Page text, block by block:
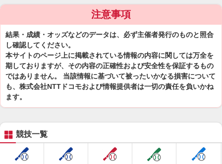
注意事項
結果・成績・オッズなどのデータは、必ず主催者発行のものと照合
し確認してください。
本サイトのページ上に掲載されている情報の内容に関しては万全を
期しておりますが、その内容の正確性および安全性を保証するもの
ではありません。 当該情報に基づいて被ったいかなる損害について
も、株式会社NTTドコモおよび情報提供者は一切の責任を負いかね
ます。
競技一覧